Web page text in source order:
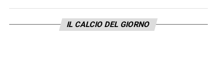
e ci ho pensato, poi ho deciso di rimanere al
Toro. L’ho fatto per il forte legame che ho
IL CALCIO DEL GIORNO